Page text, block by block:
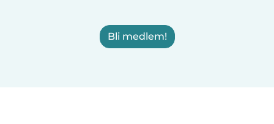
Bli medlem!